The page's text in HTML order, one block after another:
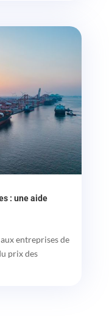
: une aide
entreprises de
prix des